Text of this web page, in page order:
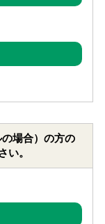
場合）の方の
い。